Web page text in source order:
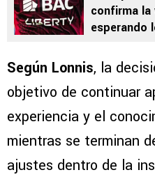
confirma
esperando
Según Lonnis, la
objetivo de continuar
experiencia y el
mientras se terminan
ajustes dentro de la